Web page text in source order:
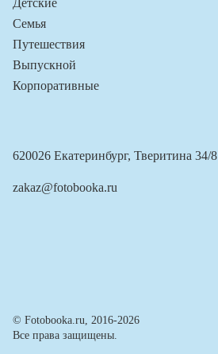
Детские
Семья
Путешествия
Выпускной
Корпоративные
620026 Екатеринбург, Тверитина 34/8
zakaz@fotobooka.ru
© Fotobooka.ru, 2016-2026
Все права защищены.